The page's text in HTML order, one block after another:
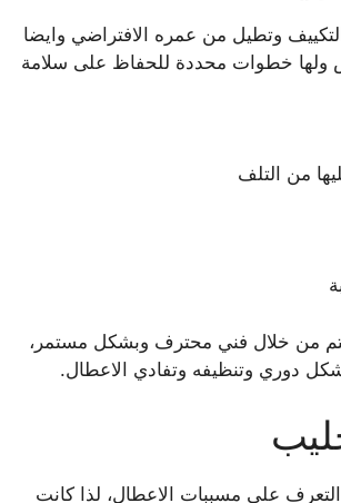
وتطيل من عمره الافتراضي وايضا
ولها خطوات محددة للحفاظ على سلامة
من التلف
تتم من خلال فني محترف وبشكل مستمر،
دوري وتنظيفه وتفادي الاعطال.
على مسببات الاعطال، لذا كانت